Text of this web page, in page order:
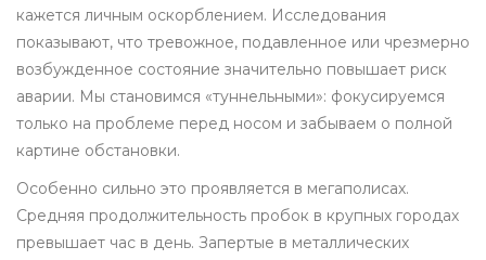
кажется личным оскорблением. Исследования
показывают, что тревожное, подавленное или чрезмерно
возбужденное состояние значительно повышает риск
аварии. Мы становимся «туннельными»: фокусируемся
только на проблеме перед носом и забываем о полной
картине обстановки.
Особенно сильно это проявляется в мегаполисах.
Средняя продолжительность пробок в крупных городах
превышает час в день. Запертые в металлических